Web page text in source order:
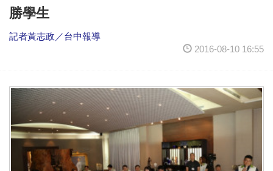
勝學生
記者黃志政／台中報導
2016-08-10 16:55